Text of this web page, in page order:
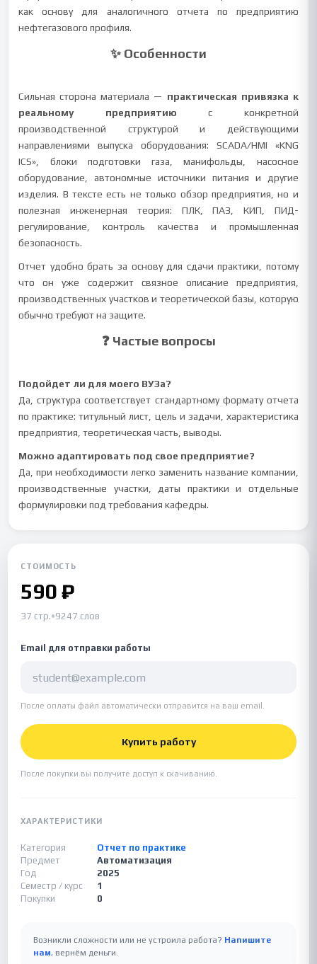
как основу для аналогичного отчета по предприятию
нефтегазового профиля.
✨ Особенности
Сильная сторона материала — практическая привязка к
реальному предприятию с конкретной
производственной структурой и действующими
направлениями выпуска оборудования: SCADA/HMI «KNG
ICS», блоки подготовки газа, манифольды, насосное
оборудование, автономные источники питания и другие
изделия. В тексте есть не только обзор предприятия, но и
полезная инженерная теория: ПЛК, ПАЗ, КИП, ПИД-
регулирование, контроль качества и промышленная
безопасность.
Отчет удобно брать за основу для сдачи практики, потому
что он уже содержит связное описание предприятия,
производственных участков и теоретической базы, которую
обычно требуют на защите.
❓ Частые вопросы
Подойдет ли для моего ВУЗа?
Да, структура соответствует стандартному формату отчета
по практике: титульный лист, цель и задачи, характеристика
предприятия, теоретическая часть, выводы.
Можно адаптировать под свое предприятие?
Да, при необходимости легко заменить название компании,
производственные участки, даты практики и отдельные
формулировки под требования кафедры.
СТОИМОСТЬ
590 ₽
37 стр.•9247 слов
Email для отправки работы
После оплаты файл автоматически отправится на ваш email.
Купить работу
После покупки вы получите доступ к скачиванию.
ХАРАКТЕРИСТИКИ
Категория
Отчет по практике
Предмет
Автоматизация
Год
2025
Семестр / курс
1
Покупки
0
Возникли сложности или не устроила работа? Напишите
нам, вернём деньги.